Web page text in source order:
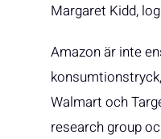
Margaret Kidd,
Amazon är inte
Walmart och
research group